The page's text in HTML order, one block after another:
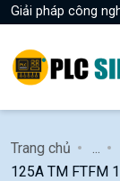
Giải pháp công
Trang chủ
125A TM FTFM